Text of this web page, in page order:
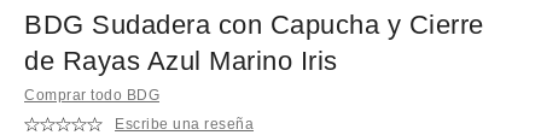
BDG Sudadera con Capucha y Cierre
de Rayas Azul Marino Iris
Comprar todo BDG
Escribe una reseña